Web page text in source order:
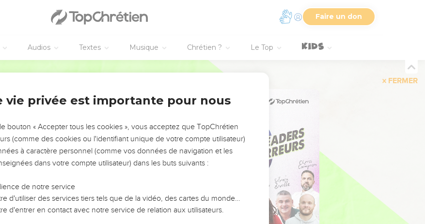
Faire un don
Audios Textes Musique Chrétien ? Le Top
FERMER
DE L’ANNÉE !
LES VOTRES ?
leur impact, leur foi ou leur vision. Mais on voit
qu'ils ont traversés, alors même que ce sont
reviennent sur les erreurs
avec plus de sagesse afin que leurs erreurs
une équipe, un groupe ou une famille,
vie privée est importante pour nous
bouton « Accepter tous les cookies », vous acceptez que TopChrétien
(comme des cookies ou l'identifiant unique de votre compte utilisateur)
à caractère personnel (comme vos données de navigation et les
dans votre compte utilisateur) dans les buts suivants :
de notre service
d'utiliser des services tiers tels que de la vidéo, des cartes du monde…
d'entrer en contact avec notre service de relation aux utilisateurs.